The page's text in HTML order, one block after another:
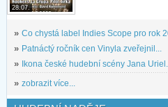
28.07.
» Co chystá label Indies Scope pro rok
» Patnáctý ročník cen Vinyla zveřejnil...
» Ikona české hudební scény Jana Uriel...
» zobrazit více...